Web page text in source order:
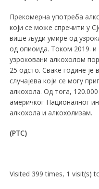
Прекомерна употреба
који се може спречити у
више људи умире од
од опиоида. Током 2019. и
узроковани алкохолом
25 одсто. Сваке године
случајева који се могу
алкохола. Од тога,
америчког Националног
алкохола и алкохолизам.
(РТС)
Visited 399 times, 1 visit(s)